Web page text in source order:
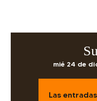
mié 24 de
Las